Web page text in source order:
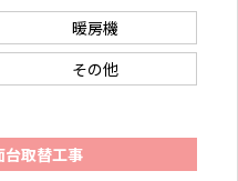
暖房機
その他
台取替工事